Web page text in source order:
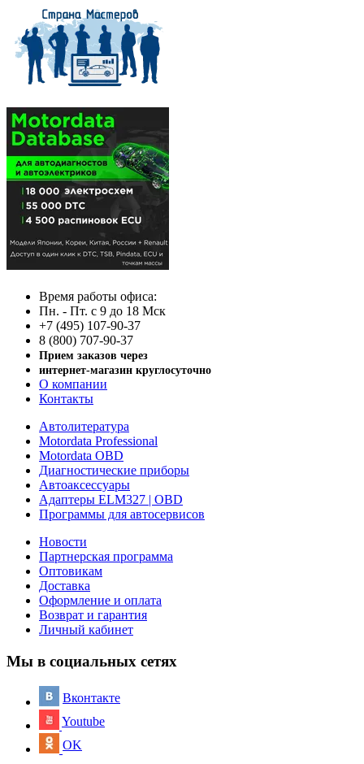
Время работы офиса:
Пн. - Пт. с 9 до 18 Мск
+7 (495) 107-90-37
8 (800) 707-90-37
Прием заказов через
интернет-магазин круглосуточно
О компании
Контакты
Автолитература
Motordata Professional
Motordata OBD
Диагностические приборы
Автоаксессуары
Адаптеры ELM327 | OBD
Программы для автосервисов
Новости
Партнерская программа
Оптовикам
Доставка
Оформление и оплата
Возврат и гарантия
Личный кабинет
Мы в социальных сетях
Вконтакте
Youtube
OK